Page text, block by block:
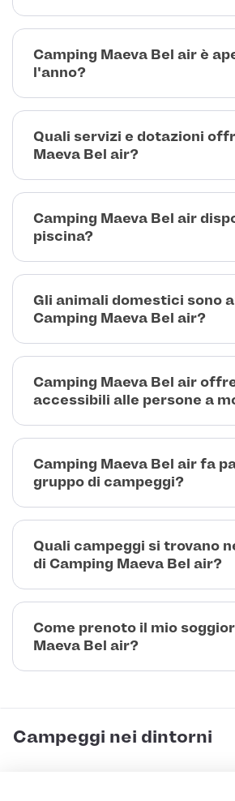
Camping Maeva Bel air è
l'anno?
Quali servizi e dotazioni
Maeva Bel air?
Camping Maeva Bel air
piscina?
Gli animali domestici sono
Camping Maeva Bel air?
Camping Maeva Bel air
accessibili alle persone a
Camping Maeva Bel air fa
gruppo di campeggi?
Quali campeggi si trovano
di Camping Maeva Bel air?
Come prenoto il mio
Maeva Bel air?
Campeggi nei dintorni